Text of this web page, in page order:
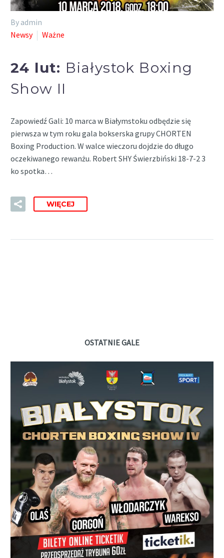
By admin
Newsy
Ważne
24 lut: Białystok Boxing
Show II
Zapowiedź Gali: 10 marca w Białymstoku odbędzie się
pierwsza w tym roku gala bokserska grupy CHORTEN
Boxing Production. W walce wieczoru dojdzie do długo
oczekiwanego rewanżu. Robert SHY Świerzbiński 18-7-2 3
ko spotka…
WIĘCEJ
OSTATNIE GALE